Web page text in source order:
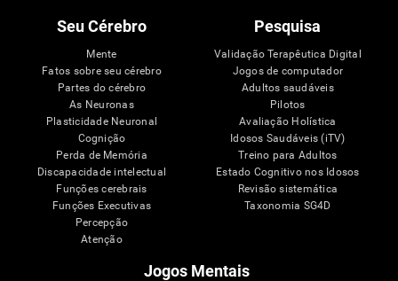
Seu Cérebro
Mente
Fatos sobre seu cérebro
Partes do cérebro
As Neuronas
Plasticidade Neuronal
Cognição
Perda de Memória
Discapacidade intelectual
Funções cerebrais
Funções Executivas
Percepção
Atenção
Pesquisa
Validação Terapêutica Digital
Jogos de computador
Adultos saudáveis
Pilotos
Avaliação Holística
Idosos Saudáveis (iTV)
Treino para Adultos
Estado Cognitivo nos Idosos
Revisão sistemática
Taxonomia SG4D
Jogos Mentais